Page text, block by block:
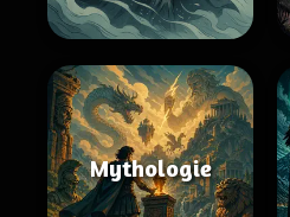
Mythologie